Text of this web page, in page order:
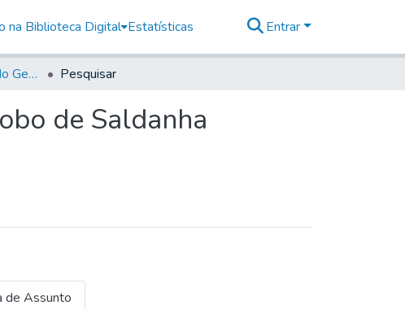
na Biblioteca Digital Estatísticas Entrar
Volume 83 - Ofícios do General Martim Lopes Lobo de Saldanha (Governador da Capitania): 1780- 1782 Pesquisar
de Saldanha
de Assunto